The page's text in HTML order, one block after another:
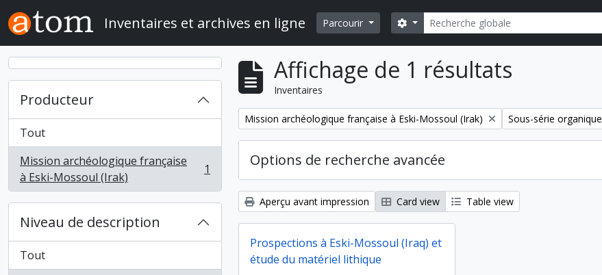
Skip to main content
Inventaires et archives en ligne Parcourir Rechercher
Search options
Producteur
Tout
Mission archéologique française
à Eski-Mossoul (Irak)
, 1 résultats 1
Niveau de description
Tout
Affichage de 1 résultats
Inventaires
Remove filter:
Mission archéologique française à Eski-Mossoul (Irak) Remove filter:
Sous-série organique
Options de recherche avancée
Aperçu avant impression Card view Table view
Prospections à Eski-Mossoul (Iraq) et
étude du matériel lithique